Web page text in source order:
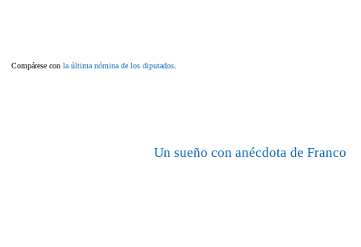
Compárese con la última nómina de los diputados
Un sueño con anécdota de Franco